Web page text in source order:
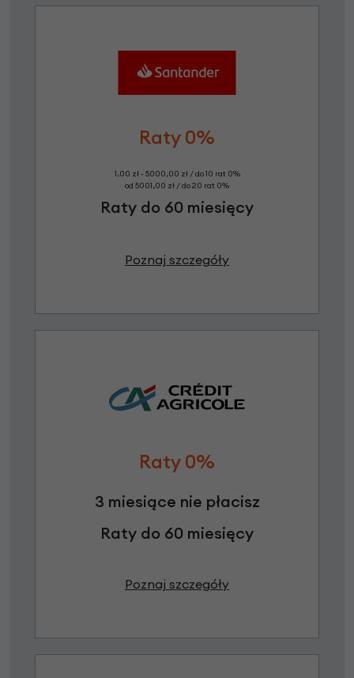
Raty 0%
1,00 zł - 5000,00 zł / do 10 rat 0%
od 5001,00 zł / do 20 rat 0%
Raty do 60 miesięcy
Poznaj szczegóły
Raty 0%
3 miesiące nie płacisz
Raty do 60 miesięcy
Poznaj szczegóły